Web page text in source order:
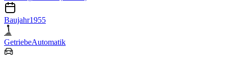
Baujahr1955
GetriebeAutomatik